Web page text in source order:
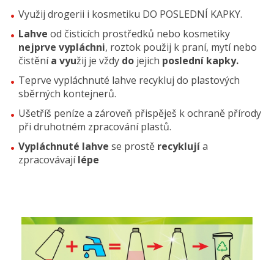
Využij drogerii i kosmetiku DO POSLEDNÍ KAPKY.
Lahve od čisticích prostředků nebo kosmetiky
nejprve vypláchni, roztok použij k praní, mytí nebo
čistěnía využij je vždy do jejich poslední kapky.
Teprve vypláchnuté lahve recykluj do plastových
sběrných kontejnerů.
Ušetříš peníze a zároveň přispěješ k ochraně přírody
při druhotném zpracování plastů.
Vypláchnuté lahve se prostě recyklujía
zpracovávajílépe